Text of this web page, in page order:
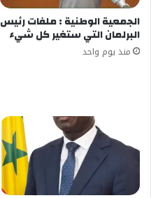
الجمعية الوطنية : ملفات رئيس
البرلمان التي ستغير كل شيء
منذ يوم واحد